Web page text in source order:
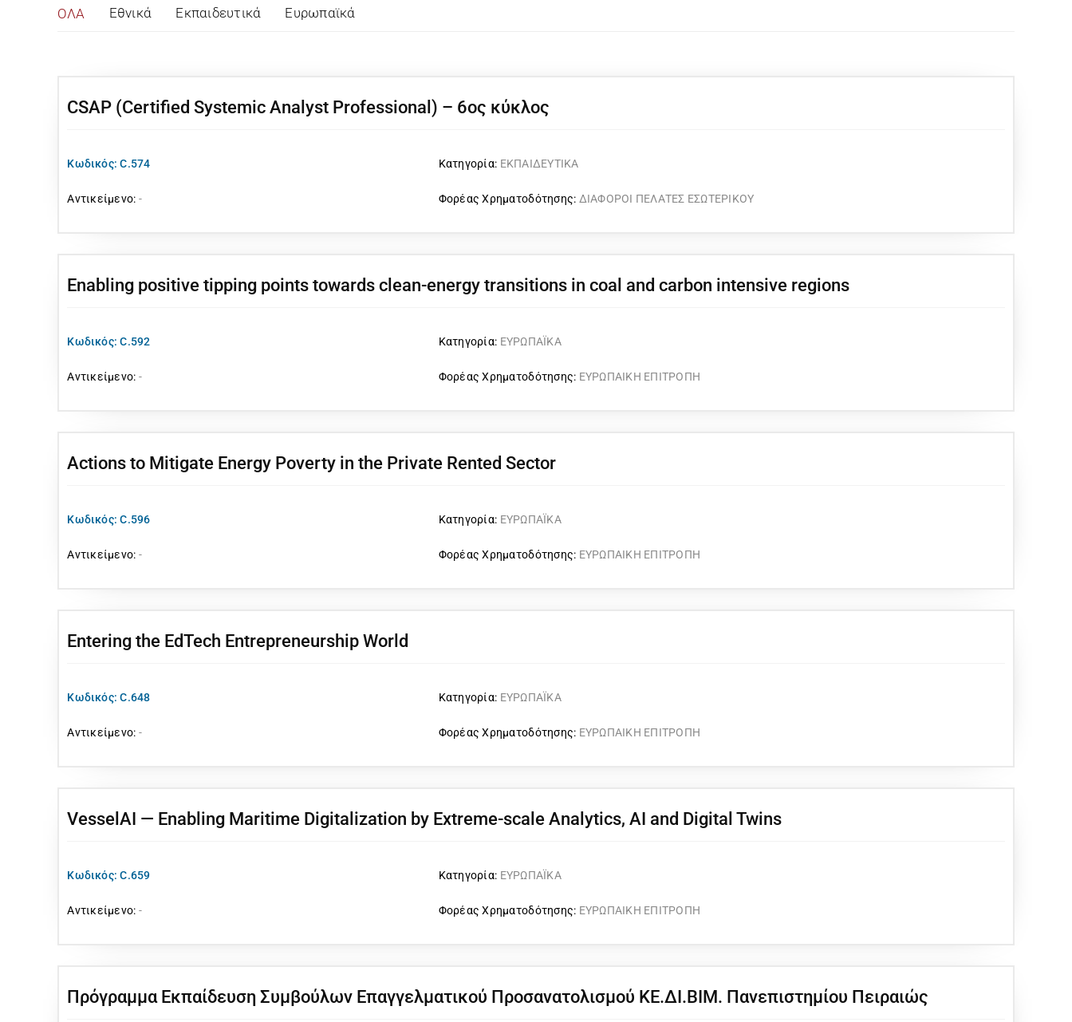
ΟΛΑ Εθνικά Εκπαιδευτικά Ευρωπαϊκά
CSAP (Certified Systemic Analyst Professional) – 6ος κύκλος
Κωδικός: C.574
Αντικείμενο: -
Κατηγορία: ΕΚΠΑΙΔΕΥΤΙΚΑ
Φορέας Χρηματοδότησης: ΔΙΑΦΟΡΟΙ ΠΕΛΑΤΕΣ ΕΣΩΤΕΡΙΚΟΥ
Enabling positive tipping points towards clean-energy transitions in coal and carbon intensive regions
Κωδικός: C.592
Αντικείμενο: -
Κατηγορία: ΕΥΡΩΠΑΪΚΑ
Φορέας Χρηματοδότησης: ΕΥΡΩΠΑΙΚΗ ΕΠΙΤΡΟΠΗ
Actions to Mitigate Energy Poverty in the Private Rented Sector
Κωδικός: C.596
Αντικείμενο: -
Κατηγορία: ΕΥΡΩΠΑΪΚΑ
Φορέας Χρηματοδότησης: ΕΥΡΩΠΑΙΚΗ ΕΠΙΤΡΟΠΗ
Entering the EdTech Entrepreneurship World
Κωδικός: C.648
Αντικείμενο: -
Κατηγορία: ΕΥΡΩΠΑΪΚΑ
Φορέας Χρηματοδότησης: ΕΥΡΩΠΑΙΚΗ ΕΠΙΤΡΟΠΗ
VesselAI — Enabling Maritime Digitalization by Extreme-scale Analytics, AI and Digital Twins
Κωδικός: C.659
Αντικείμενο: -
Κατηγορία: ΕΥΡΩΠΑΪΚΑ
Φορέας Χρηματοδότησης: ΕΥΡΩΠΑΙΚΗ ΕΠΙΤΡΟΠΗ
Πρόγραμμα Εκπαίδευση Συμβούλων Επαγγελματικού Προσανατολισμού ΚΕ.ΔΙ.ΒΙΜ. Πανεπιστημίου Πειραιώς